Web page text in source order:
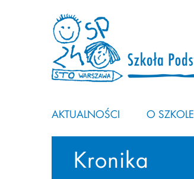
AKTUALNOŚCI O SZKOLE
Kronika